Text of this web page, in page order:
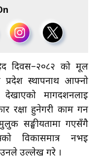
दिवस–२०८२ को मूल
स्थापनार्थ आफ्नो
मार्गदर्शनलाई
रक्षा हुनेगरी काम गर्न
सङ्घीयतामा गएसँगै
विकासमात्र नभई
उल्लेख गरे ।